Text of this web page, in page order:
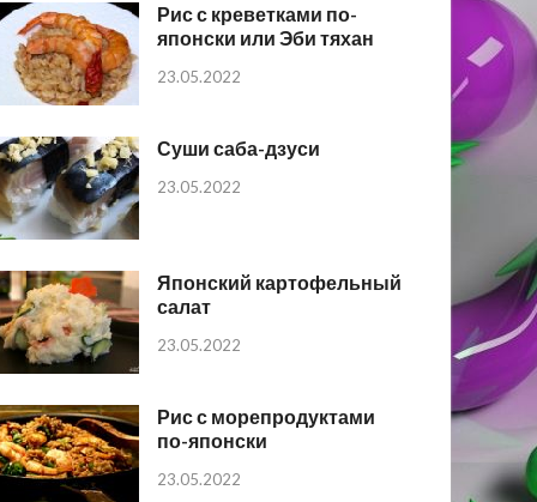
Рис с креветками по-
японски или Эби тяхан
23.05.2022
Суши саба-дзуси
23.05.2022
Японский картофельный
салат
23.05.2022
Рис с морепродуктами
по-японски
23.05.2022